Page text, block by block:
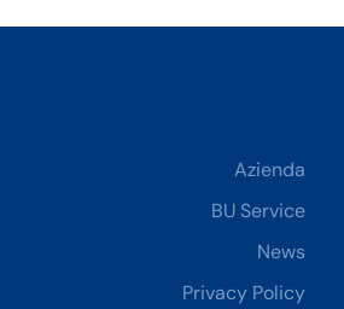
Azienda
BU Service
News
Privacy Policy